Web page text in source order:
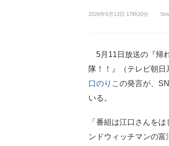
2026年5月13日 17時20分
5月11日放送の『帰
隊！！』（テレビ朝
口のりこ の発言が、
いる。
「番組は江口さんを
ンドウィッチマンの富